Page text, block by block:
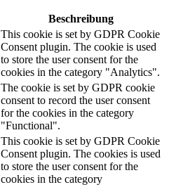
Beschreibung
This cookie is set by GDPR Cookie
Consent plugin. The cookie is used
to store the user consent for the
cookies in the category "Analytics".
The cookie is set by GDPR cookie
consent to record the user consent
for the cookies in the category
"Functional".
This cookie is set by GDPR Cookie
Consent plugin. The cookies is used
to store the user consent for the
cookies in the category